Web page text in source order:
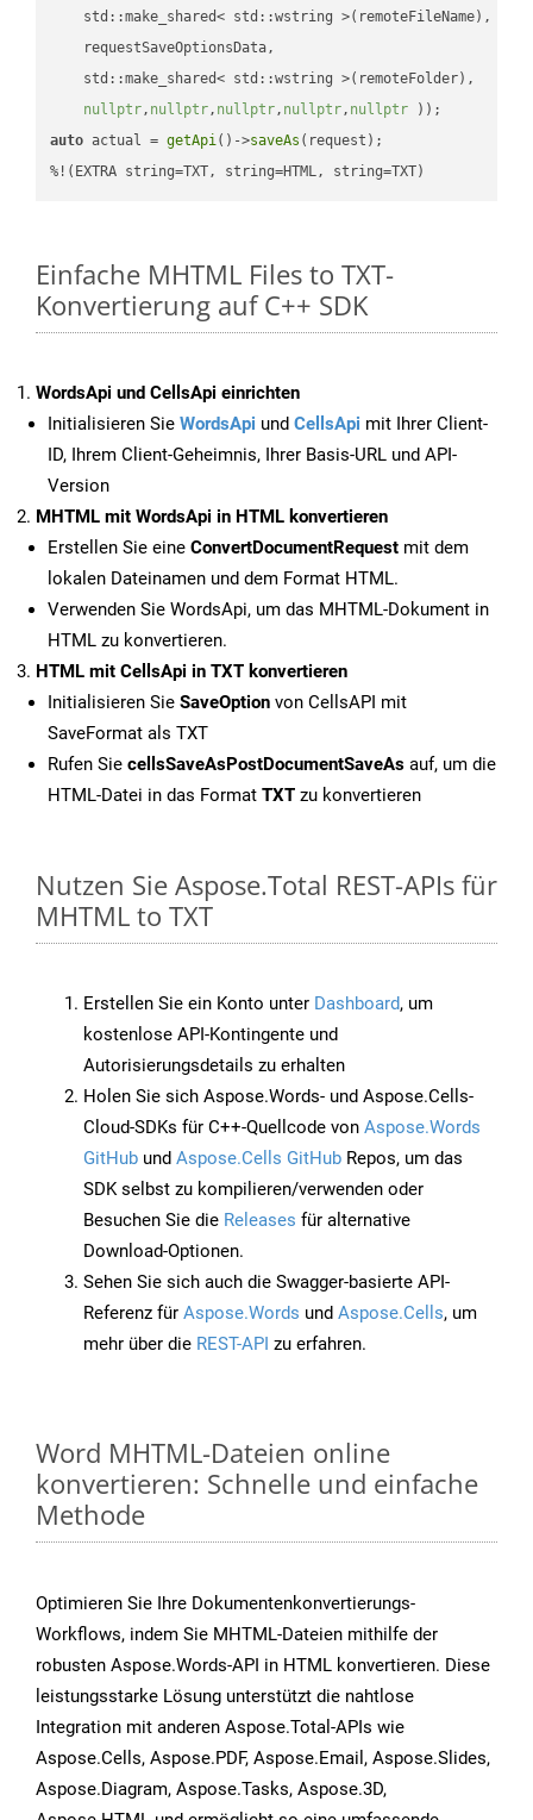
    std::make_shared< std::wstring >(remoteFileName),
    requestSaveOptionsData,
    std::make_shared< std::wstring >(remoteFolder),
nullptr, nullptr, nullptr, nullptr, nullptr ))
auto actual = getApi()->saveAs (request);
%!(EXTRA string=TXT, string=HTML, string=TXT)
Einfache MHTML Files to TXT-
Konvertierung auf C++ SDK
WordsApi und CellsApi einrichten
Initialisieren Sie WordsApi und CellsApi mit Ihrer Client-
ID, Ihrem Client-Geheimnis, Ihrer Basis-URL und API-
Version
MHTML mit WordsApi in HTML konvertieren
Erstellen Sie eine ConvertDocumentRequest mit dem
lokalen Dateinamen und dem Format HTML.
Verwenden Sie WordsApi, um das MHTML-Dokument in
HTML zu konvertieren.
HTML mit CellsApi in TXT konvertieren
Initialisieren Sie SaveOption von CellsAPI mit
SaveFormat als TXT
Rufen Sie cellsSaveAsPostDocumentSaveAs auf, um die
HTML-Datei in das Format TXT zu konvertieren
Nutzen Sie Aspose.Total REST-APIs für
MHTML to TXT
Erstellen Sie ein Konto unter Dashboard, um
kostenlose API-Kontingente und
Autorisierungsdetails zu erhalten
Holen Sie sich Aspose.Words- und Aspose.Cells-
Cloud-SDKs für C++-Quellcode von Aspose.Words
GitHub und Aspose.Cells GitHub Repos, um das
SDK selbst zu kompilieren/verwenden oder
Besuchen Sie die Releases für alternative
Download-Optionen.
Sehen Sie sich auch die Swagger-basierte API-
Referenz für Aspose.Words und Aspose.Cells, um
mehr über die REST-API zu erfahren.
Word MHTML-Dateien online
konvertieren: Schnelle und einfache
Methode
Optimieren Sie Ihre Dokumentenkonvertierungs-
Workflows, indem Sie MHTML-Dateien mithilfe der
robusten Aspose.Words-API in HTML konvertieren. Diese
leistungsstarke Lösung unterstützt die nahtlose
Integration mit anderen Aspose.Total-APIs wie
Aspose.Cells, Aspose.PDF, Aspose.Email, Aspose.Slides,
Aspose.Diagram, Aspose.Tasks, Aspose.3D,